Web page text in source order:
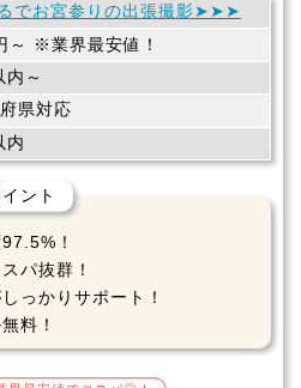
でお宮参りの出張撮影➤➤➤
～ ※業界最安値！
内～
県対応
内
ント
！
パ抜群！
っかりサポート！
料！